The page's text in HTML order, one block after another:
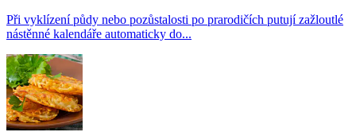
Při vyklízení půdy nebo pozůstalosti po prarodičích putují zažloutlé
nástěnné kalendáře automaticky do...